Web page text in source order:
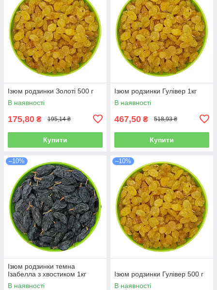
Ізюм родзинки Золоті 500 г
В наявності
175,80 ₴ 195,14 ₴
Купити
Ізюм родзинки Гулівер 1кг
В наявності
467,50 ₴ 518,93 ₴
Купити
–10%
Ізюм родзинки темна
Ізабелла з хвостиком 1кг
В наявності
–10%
Ізюм родзинки Гулівер 500 г
В наявності